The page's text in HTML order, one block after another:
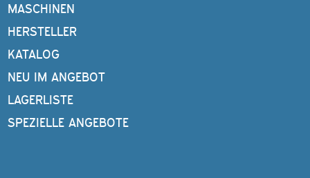
MASCHINEN
HERSTELLER
KATALOG
NEU IM ANGEBOT
LAGERLISTE
SPEZIELLE ANGEBOTE